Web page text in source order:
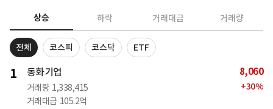
상승 하락 거래대금 거래량
전체 코스피 코스닥 ETF
1 동화기업
거래량 1,338,415
거래대금 105.2억
8,060
+30%